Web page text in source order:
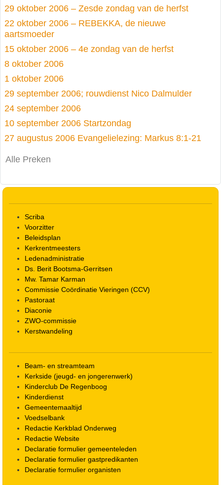
29 oktober 2006 – Zesde zondag van de herfst
22 oktober 2006 – REBEKKA, de nieuwe
aartsmoeder
15 oktober 2006 – 4e zondag van de herfst
8 oktober 2006
1 oktober 2006
29 september 2006; rouwdienst Nico Dalmulder
24 september 2006
10 september 2006 Startzondag
27 augustus 2006 Evangelielezing: Markus 8:1-21
Alle Preken
Scriba
Voorzitter
Beleidsplan
Kerkrentmeesters
Ledenadministratie
Ds. Berit Bootsma-Gerritsen
Mw. Tamar Karman
Commissie Coördinatie Vieringen (CCV)
Pastoraat
Diaconie
ZWO-commissie
Kerstwandeling
Beam- en streamteam
Kerkside (jeugd- en jongerenwerk)
Kinderclub De Regenboog
Kinderdienst
Gemeentemaaltijd
Voedselbank
Redactie Kerkblad Onderweg
Redactie Website
Declaratie formulier gemeenteleden
Declaratie formulier gastpredikanten
Declaratie formulier organisten